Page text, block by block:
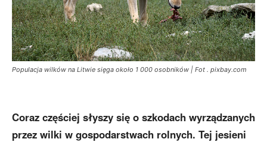
Populacja wilków na Litwie sięga około 1 000 osobników | Fot . pixbay.com
Coraz częściej słyszy się o szkodach wyrządzanych
przez wilki w gospodarstwach rolnych. Tej jesieni